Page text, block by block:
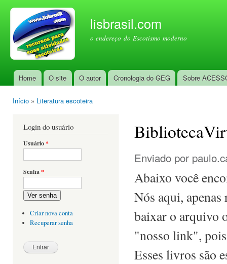
lisbrasil.com
o endereço do Escotismo moderno
Menu principal
Home O site O autor Cronologia do GEG Sobre
Início » Literatura escoteira
Login do usuário
Usuário*
Senha*
Ver senha
Criar nova conta
Recuperar senha
Enviado por
Abaixo você
Nós aqui,
baixar o arquivo
"nosso link",
Esses livros são